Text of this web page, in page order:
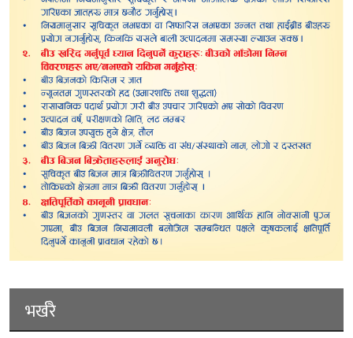
भर्खरै